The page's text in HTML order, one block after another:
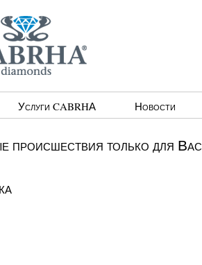
Услуги CABRHА Новости
происшествия только для Вас